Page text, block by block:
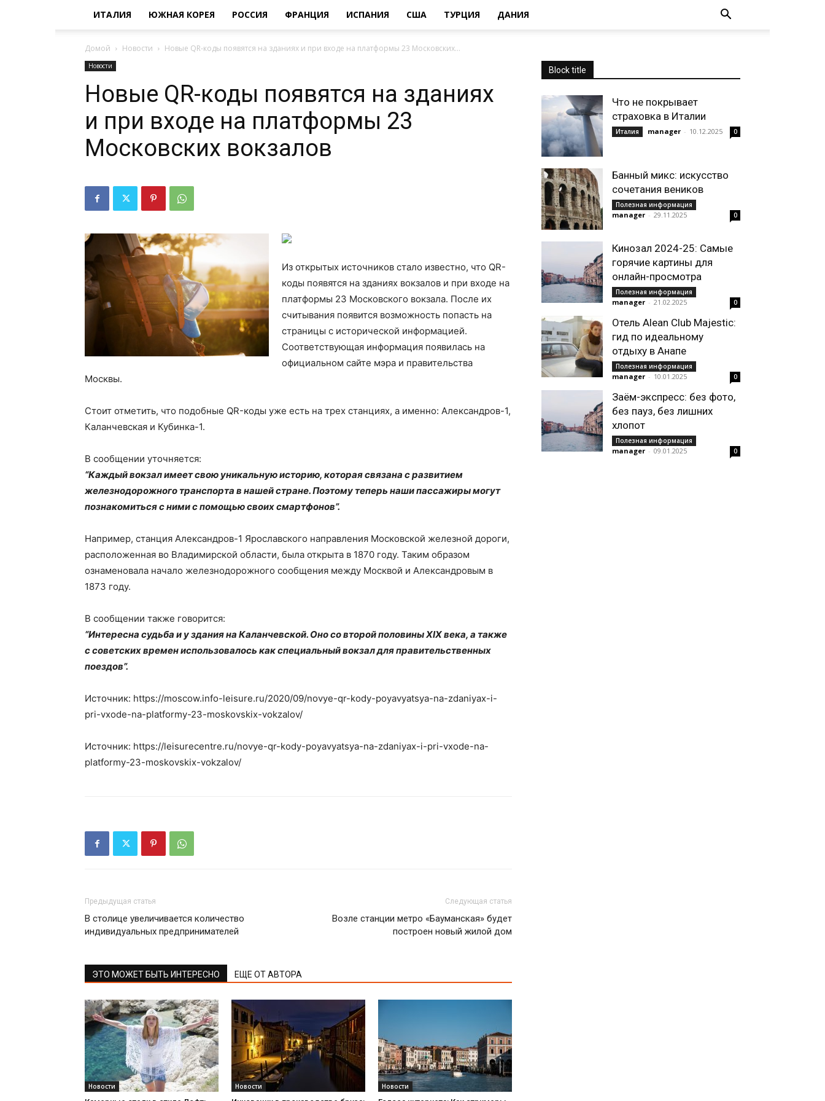
ИТАЛИЯ ЮЖНАЯ КОРЕЯ РОССИЯ ФРАНЦИЯ ИСПАНИЯ США ТУРЦИЯ ДАНИЯ
Домой Новости Новые QR-коды появятся на зданиях и при входе на платформы 23 Московских...
Новости
Новые QR-коды появятся на зданиях
и при входе на платформы 23
Московских вокзалов
Из открытых источников стало известно, что QR-
коды появятся на зданиях вокзалов и при входе на
платформы 23 Московского вокзала. После их
считывания появится возможность попасть на
страницы с исторической информацией.
Соответствующая информация появилась на
официальном сайте мэра и правительства
Москвы.
Стоит отметить, что подобные QR-коды уже есть на трех станциях, а именно: Александров-1,
Каланчевская и Кубинка-1.
В сообщении уточняется:
“Каждый вокзал имеет свою уникальную историю, которая связана с развитием
железнодорожного транспорта в нашей стране. Поэтому теперь наши пассажиры могут
познакомиться с ними с помощью своих смартфонов”.
Например, станция Александров-1 Ярославского направления Московской железной дороги,
расположенная во Владимирской области, была открыта в 1870 году. Таким образом
ознаменовала начало железнодорожного сообщения между Москвой и Александровым в
1873 году.
В сообщении также говорится:
“Интересна судьба и у здания на Каланчевской. Оно со второй половины XIX века, а также
с советских времен использовалось как специальный вокзал для правительственных
поездов”.
Источник: https://moscow.info-leisure.ru/2020/09/novye-qr-kody-poyavyatsya-na-zdaniyax-i-
pri-vxode-na-platformy-23-moskovskix-vokzalov/
Источник: https://leisurecentre.ru/novye-qr-kody-poyavyatsya-na-zdaniyax-i-pri-vxode-na-
platformy-23-moskovskix-vokzalov/
Предыдущая статья
В столице увеличивается количество
индивидуальных предпринимателей
Следующая статья
Возле станции метро «Бауманская» будет
построен новый жилой дом
ЭТО МОЖЕТ БЫТЬ ИНТЕРЕСНО ЕЩЕ ОТ АВТОРА
Новости Новости Новости
Block title
Что не покрывает
страховка в Италии
Италия manager - 10.12.2025 0
Банный микс: искусство
сочетания веников
Полезная информация
manager - 29.11.2025 0
Кинозал 2024-25: Самые
горячие картины для
онлайн-просмотра
Полезная информация
manager - 21.02.2025 0
Отель Alean Club Majestic:
гид по идеальному
отдыху в Анапе
Полезная информация
manager - 10.01.2025 0
Заём-экспресс: без фото,
без пауз, без лишних
хлопот
Полезная информация
manager - 09.01.2025 0